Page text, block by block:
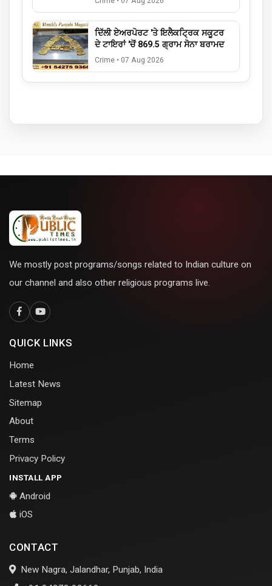
ਦਿੱਲੀ ਏਅਰਪੋਰਟ 'ਤੇ ਇਲੈਕਟ੍ਰਿਕ ਸਕੂਟਰ
ਦੇ ਟਾਇਰਾਂ 'ਚੋਂ 869.5 ਗ੍ਰਾਮ ਸੋਨਾ ਬਰਾਮਦ
Crime • 07 Aug 2026
We mostly post programs/songs related to Indian culture on
our channel and also other religious programs live.
QUICK LINKS
Home
Latest News
Sitemap
About
Terms
Privacy Policy
INSTALL APP
Android
iOS
CONTACT
New Nagra, Jalandhar, Punjab, India